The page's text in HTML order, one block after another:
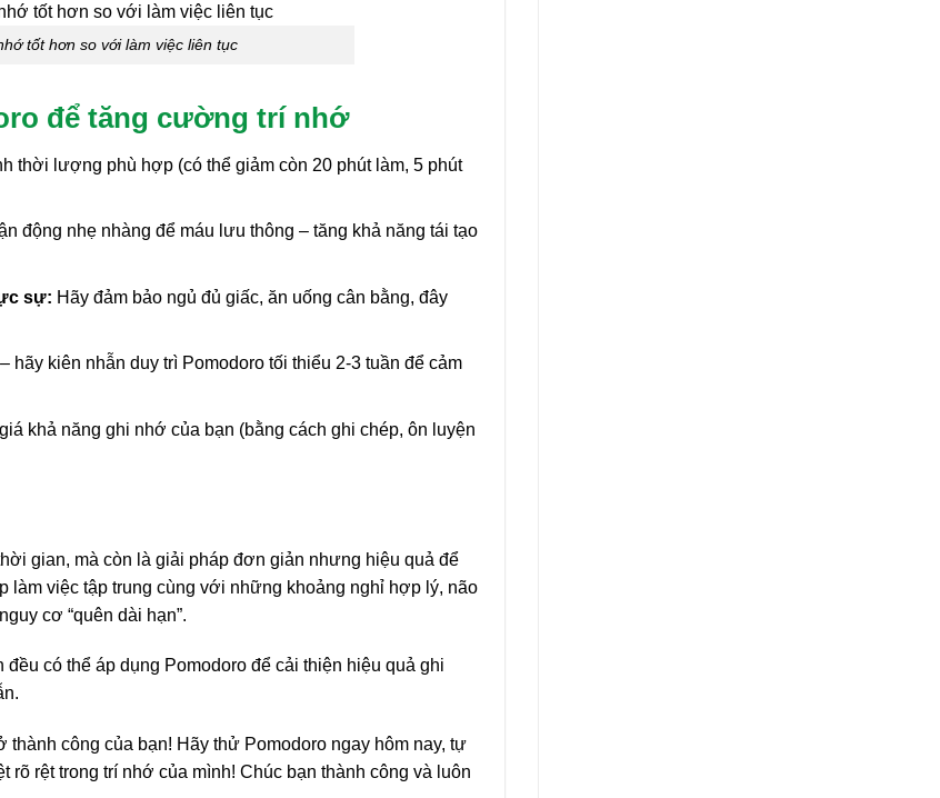
tốt hơn so với làm việc liên tục
để tăng cường trí nhớ
thời lượng phù hợp (có thể giảm còn 20 phút làm, 5 phút
động nhẹ nhàng để máu lưu thông – tăng khả năng tái tạo
sự: Hãy đảm bảo ngủ đủ giấc, ăn uống cân bằng, đây
hãy kiên nhẫn duy trì Pomodoro tối thiểu 2-3 tuần để cảm
khả năng ghi nhớ của bạn (bằng cách ghi chép, ôn luyện
gian, mà còn là giải pháp đơn giản nhưng hiệu quả để
việc tập trung cùng với những khoảng nghỉ hợp lý, não
cơ “quên dài hạn”.
có thể áp dụng Pomodoro để cải thiện hiệu quả ghi
công của bạn! Hãy thử Pomodoro ngay hôm nay, tự
rệt trong trí nhớ của mình! Chúc bạn thành công và luôn